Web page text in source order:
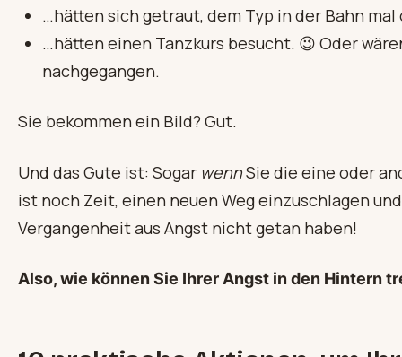
…hätten sich getraut, dem Typ in der Bahn
…hätten einen Tanzkurs besucht. 😉 Oder
nachgegangen.
Sie bekommen ein Bild? Gut.
Und das Gute ist: Sogar wennSie die eine oder
ist noch Zeit, einen neuen Weg einzuschlagen
Vergangenheit aus Angst nicht getan haben!
Also, wie können Sie Ihrer Angst in den Hintern